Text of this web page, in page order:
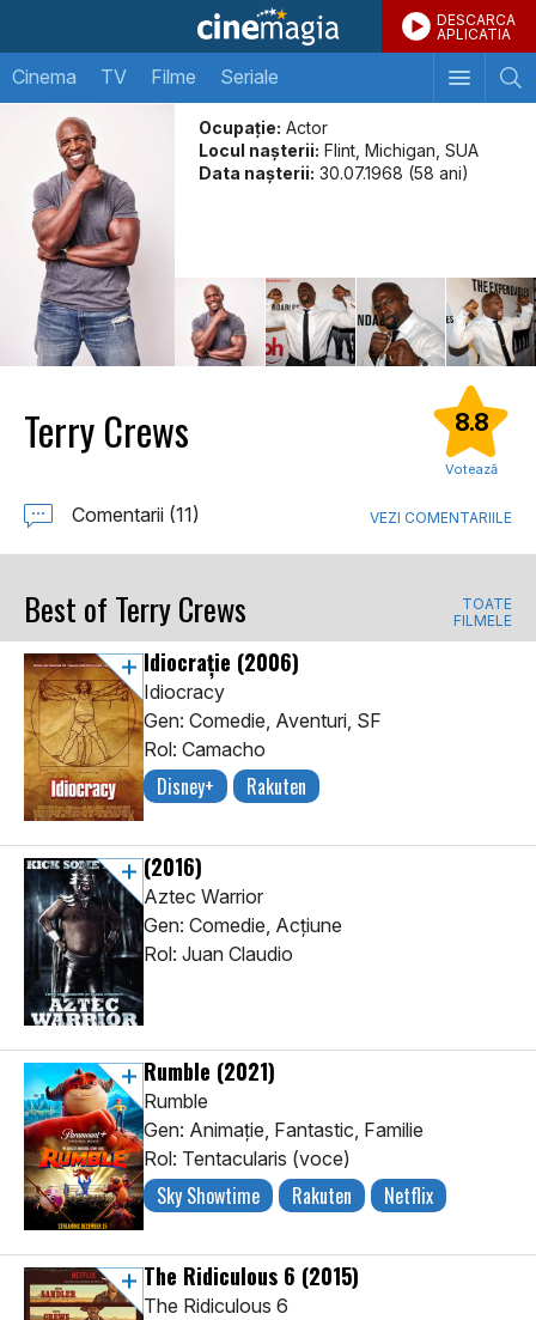
DESCARCA
APLICATIA
Cinema TV Filme Seriale
Ocupație: Actor
Locul naşterii: Flint, Michigan, SUA
Data naşterii: 30.07.1968 (58 ani)
Terry Crews 8.8
Votează
Comentarii (11) VEZI COMENTARIILE
Best of Terry Crews
TOATE
FILMELE
Idiocrație (2006)
Idiocracy
Gen: Comedie, Aventuri, SF
Rol: Camacho
Disney+ Rakuten
(2016)
Aztec Warrior
Gen: Comedie, Acţiune
Rol: Juan Claudio
Rumble (2021)
Rumble
Gen: Animaţie, Fantastic, Familie
Rol: Tentacularis (voce)
Sky Showtime Rakuten Netflix
The Ridiculous 6 (2015)
The Ridiculous 6